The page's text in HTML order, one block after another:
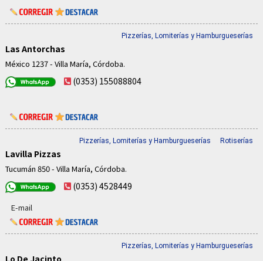
Pizzerías, Lomiterías y Hamburgueserías
Las Antorchas
México 1237 - Villa María, Córdoba.
(0353) 155088804
Pizzerías, Lomiterías y Hamburgueserías Rotiserías
Lavilla Pizzas
Tucumán 850 - Villa María, Córdoba.
(0353) 4528449
E-mail
Pizzerías, Lomiterías y Hamburgueserías